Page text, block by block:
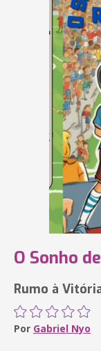
O Sonho
Rumo à
Por Gabriel Nyo